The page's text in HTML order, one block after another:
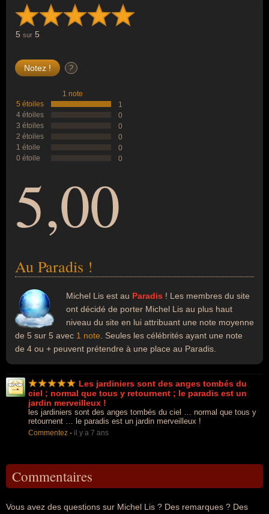
5 sur 5
?
1 note
5 étoiles
1
4 étoiles
0
3 étoiles
0
2 étoiles
0
1 étoile
0
0 étoile
0
5,00
Au Paradis !
Michel Lis est au Paradis ! Les membres du site
ont décidé de porter Michel Lis au plus haut
niveau du site en lui attribuant une note moyenne
de 5 sur 5 avec 1 note . Seules les célébrités ayant une note
de 4 ou + peuvent prétendre à une place au Paradis.
Les jardiniers sont des anges tombés du
ciel ; normal que tous y retournent ; le paradis est un
jardin merveilleux !
les jardiniers sont des anges tombés du ciel … normal que tous y
retournent … le paradis est un jardin merveilleux !
Commentez - il y a 7 ans
Commentaires
Vous avez des questions sur Michel Lis ? Des remarques ? Des